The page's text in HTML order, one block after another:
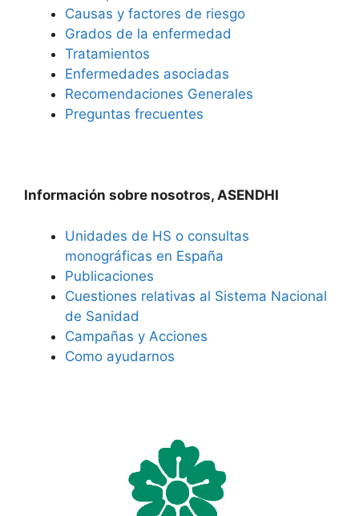
Causas y factores de riesgo
Grados de la enfermedad
Tratamientos
Enfermedades asociadas
Recomendaciones Generales
Preguntas frecuentes
Información sobre nosotros, ASENDHI
Unidades de HS o consultas
monográficas en España
Publicaciones
Cuestiones relativas al Sistema Nacional
de Sanidad
Campañas y Acciones
Como ayudarnos